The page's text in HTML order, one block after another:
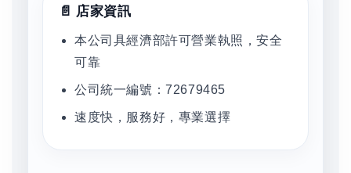
📄 店家資訊
本公司具經濟部許可營業執照，安全
可靠
公司統一編號：72679465
速度快，服務好，專業選擇